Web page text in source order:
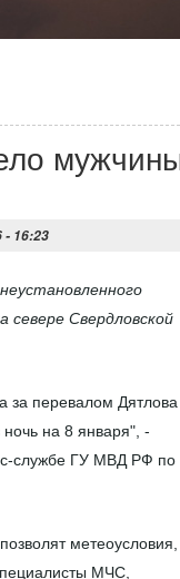
- 16:23
севере Свердловской
за перевалом Дятлова
на 8 января", -
службе ГУ МВД РФ по
метеоусловия,
МЧС,